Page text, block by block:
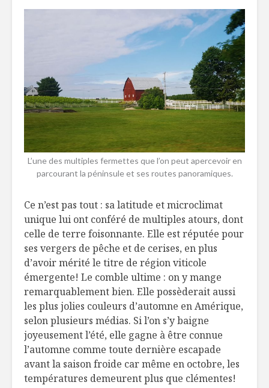
L’une des multiples fermettes que l’on peut apercevoir en
parcourant la péninsule et ses routes panoramiques.
Ce n’est pas tout : sa latitude et microclimat
unique lui ont conféré de multiples atours, dont
celle de terre foisonnante. Elle est réputée pour
ses vergers de pêche et de cerises, en plus
d’avoir mérité le titre de région viticole
émergente! Le comble ultime : on y mange
remarquablement bien. Elle possèderait aussi
les plus jolies couleurs d’automne en Amérique,
selon plusieurs médias. Si l’on s’y baigne
joyeusement l’été, elle gagne à être connue
l’automne comme toute dernière escapade
avant la saison froide car même en octobre, les
températures demeurent plus que clémentes!